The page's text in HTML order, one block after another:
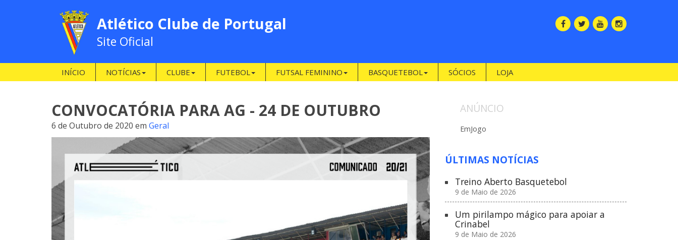
Atlético Clube de Portugal
Site Oficial
INÍCIO NOTÍCIAS CLUBE FUTEBOL FUTSAL FEMININO BASQUETEBOL SÓCIOS LOJA
CONVOCATÓRIA PARA AG - 24 DE OUTUBRO
6 de Outubro de 2020 em Geral
ANÚNCIO
EmJogo
ÚLTIMAS NOTÍCIAS
Treino Aberto Basquetebol
9 de Maio de 2026
Um pirilampo mágico para apoiar a
Crinabel
9 de Maio de 2026